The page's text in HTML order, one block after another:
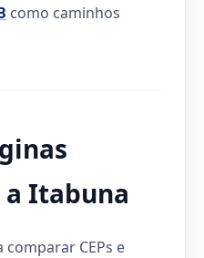
como caminhos
Itabuna
CEPs e